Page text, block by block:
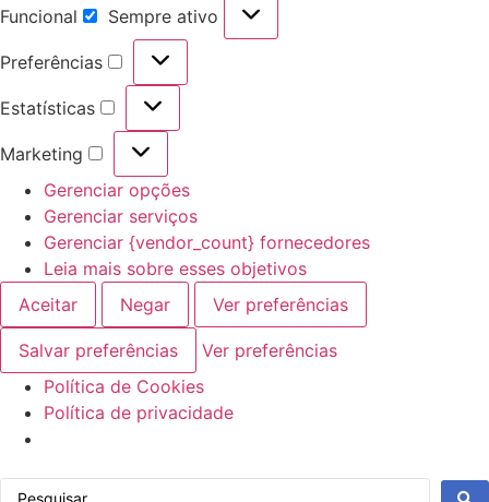
Funcional
Funcional
Sempre ativo
Preferências
Preferências
Estatísticas
Estatísticas
Marketing
Marketing
Gerenciar opções
Gerenciar serviços
Gerenciar {vendor_count} fornecedores
Leia mais sobre esses objetivos
Aceitar
Negar Ver preferências
Salvar preferências
Ver preferências
Política de Cookies
Política de privacidade
para
Pesquisar